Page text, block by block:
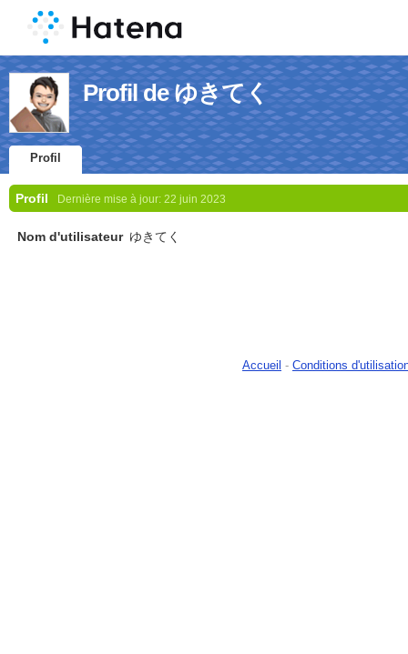
Profil de ゆきてく
Profil
Profil Dernière mise à jour: 22 juin 2023
Nom d'utilisateur ゆきてく
Accueil - Conditions